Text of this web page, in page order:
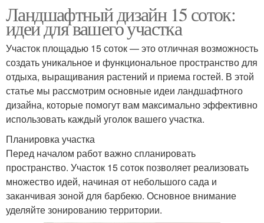
Ландшафтный дизайн 15 соток:
идеи для вашего участка
Участок площадью 15 соток — это отличная возможность
создать уникальное и функциональное пространство для
отдыха, выращивания растений и приема гостей. В этой
статье мы рассмотрим основные идеи ландшафтного
дизайна, которые помогут вам максимально эффективно
использовать каждый уголок вашего участка.
Планировка участка
Перед началом работ важно спланировать
пространство. Участок 15 соток позволяет реализовать
множество идей, начиная от небольшого сада и
заканчивая зоной для барбекю. Основное внимание
уделяйте зонированию территории.